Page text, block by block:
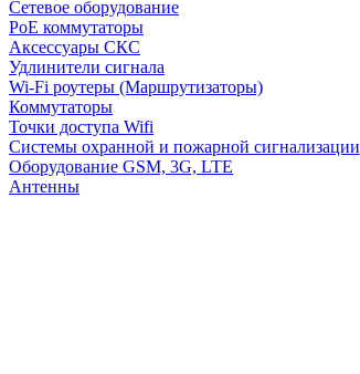
Сетевое оборудование
PoE коммутаторы
Аксессуары СКС
Удлинители сигнала
Wi-Fi роутеры (Маршрутизаторы)
Коммутаторы
Точки доступа Wifi
Системы охранной и пожарной сигнализации
Оборудование GSM, 3G, LTE
Антенны